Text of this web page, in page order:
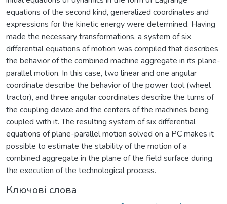
equations of the second kind, generalized coordinates and
expressions for the kinetic energy were determined. Having
made the necessary transformations, a system of six
differential equations of motion was compiled that describes
the behavior of the combined machine aggregate in its plane-
parallel motion. In this case, two linear and one angular
coordinate describe the behavior of the power tool (wheel
tractor), and three angular coordinates describe the turns of
the coupling device and the centers of the machines being
coupled with it. The resulting system of six differential
equations of plane-parallel motion solved on a PC makes it
possible to estimate the stability of the motion of a
combined aggregate in the plane of the field surface during
the execution of the technological process.
Ключові слова